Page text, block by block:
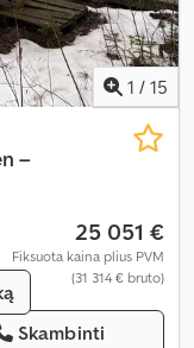
1 / 15
–
25 051 €
Fiksuota kaina plius PVM
(31 314 € bruto)
Skambinti